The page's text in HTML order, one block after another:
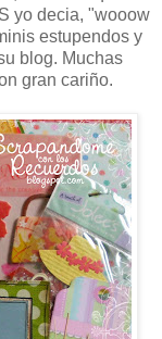
yo decia, "wooow
estupendos y
blog. Muchas
gran cariño.